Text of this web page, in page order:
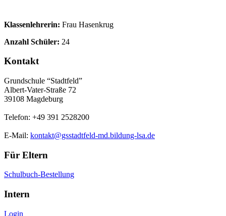
Klassenlehrerin: Frau Hasenkrug
Anzahl Schüler: 24
Kontakt
Grundschule “Stadtfeld”
Albert-Vater-Straße 72
39108 Magdeburg
Telefon: +49 391 2528200
E-Mail: kontakt@gsstadtfeld-md.bildung-lsa.de
Für Eltern
Schulbuch-Bestellung
Intern
Login